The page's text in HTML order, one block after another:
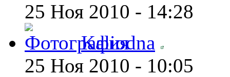
25 Ноя 2010 - 14:28
Kaliodna
25 Ноя 2010 - 10:05